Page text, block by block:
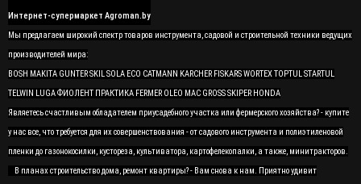
Интернет-супермаркет Agroman.by
Мы предлагаем широкий спектр товаров инструмента, садовой и строительной техники ведущих
производителей мира:
BOSH MAKITA GUNTER SKIL SOLA ECO CATMANN KARCHER FISKARS WORTEX TOPTUL STARTUL
TELWIN LUGA ФИОЛЕНТ ПРАКТИКА FERMER OLEO MAC GROSS SKIPER HONDA
Являетесь счастливым обладателем приусадебного участка или фермерского хозяйства? - купите
у нас все, что требуется для их совершенствования - от садового инструмента и полиэтиленовой
пленки до газонокосилки, кустореза, культиватора, картофелекопалки, а также, минитракторов.
В планах строительство дома, ремонт квартиры? - Вам снова к нам. Приятно удивит